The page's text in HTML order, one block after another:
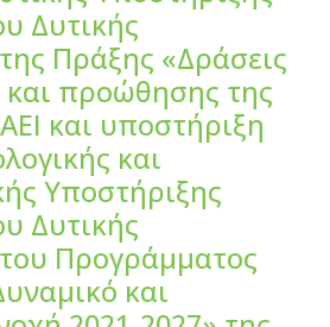
Δυτικής
Πράξης «Δράσεις
προώθησης της
και υποστήριξη
και
Υποστήριξης
Δυτικής
Προγράμματος
και